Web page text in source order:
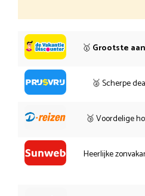
🥇 Grootste
🥈 Scherpe
🥉 Voordelige
Heerlijke